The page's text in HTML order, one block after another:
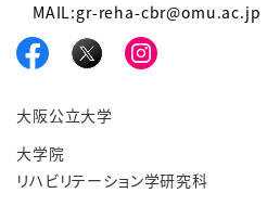
MAIL:gr-reha-cbr@omu.ac.jp
大阪公立大学
大学院
リハビリテーション学研究科